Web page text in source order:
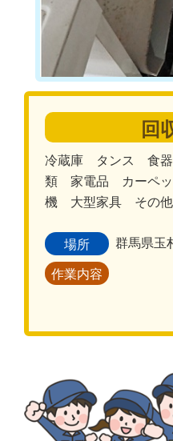
回
冷蔵庫 タンス 食
類 家電品 カーペ
機 大型家具 その他
場所 群馬県玉
作業内容